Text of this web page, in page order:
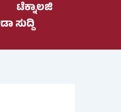
ಟೆಕ್ನಾಲಜಿ
ಸುದ್ದಿ